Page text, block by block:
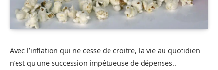
Avec l’inflation qui ne cesse de croitre, la vie au quotidien
n’est qu’une succession impétueuse de dépenses..